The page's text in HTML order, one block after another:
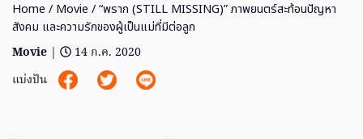
Home / Movie / “พราก (STILL MISSING)” ภาพยนตร์สะท้อนปัญหา
สังคม และความรักของผู้เป็นแม่ที่มีต่อลูก
Movie |
14 ก.ค. 2020
แบ่งปัน